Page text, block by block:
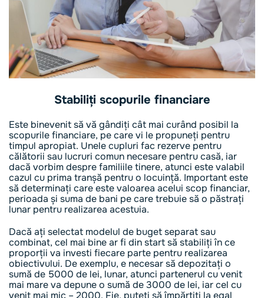
Stabiliți scopurile financiare
Este binevenit să vă gândiți cât mai curând posibil la
scopurile financiare, pe care vi le propuneți pentru
timpul apropiat. Unele cupluri fac rezerve pentru
călătorii sau lucruri comun necesare pentru casă, iar
dacă vorbim despre familiile tinere, atunci este valabil
cazul cu prima tranșă pentru o locuință. Important este
să determinați care este valoarea acelui scop financiar,
perioada și suma de bani pe care trebuie să o păstrați
lunar pentru realizarea acestuia.
Dacă ați selectat modelul de buget separat sau
combinat, cel mai bine ar fi din start să stabiliți în ce
proporții va investi fiecare parte pentru realizarea
obiectivului. De exemplu, e necesar să depozitați o
sumă de 5000 de lei, lunar, atunci partenerul cu venit
mai mare va depune o sumă de 3000 de lei, iar cel cu
venit mai mic – 2000. Fie, puteți să împărțiți la egal